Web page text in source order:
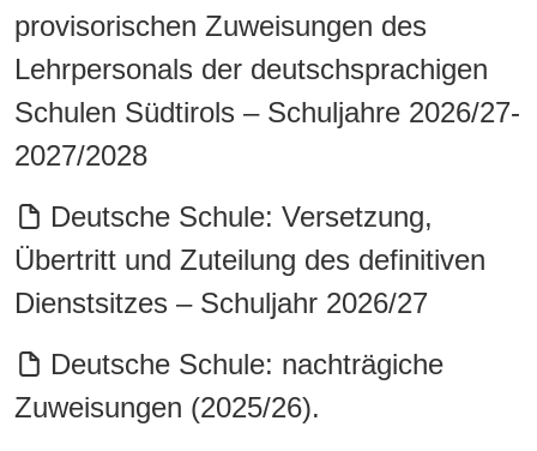
provisorischen Zuweisungen des
Lehrpersonals der deutschsprachigen
Schulen Südtirols – Schuljahre 2026/27-
2027/2028
Deutsche Schule: Versetzung,
Übertritt und Zuteilung des definitiven
Dienstsitzes – Schuljahr 2026/27
Deutsche Schule: nachträgiche
Zuweisungen (2025/26).